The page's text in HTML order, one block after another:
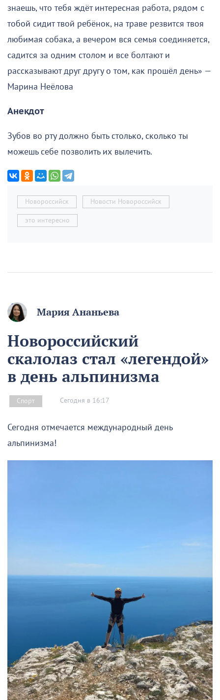
знаешь, что тебя ждёт интересная работа, рядом с
тобой сидит твой ребёнок, на траве резвится твоя
любимая собака, а вечером вся семья соединяется,
садится за одним столом и все болтают и
рассказывают друг другу о том, как прошёл день» —
Марина Неёлова
Анекдот
Зубов во рту должно быть столько, сколько ты
можешь себе позволить их вылечить.
Новороссийск Новости Новороссийск
это интересно
Мария Ананьева
Новороссийский
скалолаз стал «легендой»
в день альпинизма
Спорт Сегодня в 16:17
Сегодня отмечается международный день
альпинизма!